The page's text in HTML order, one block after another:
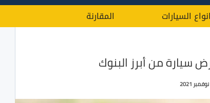
انواع السيارات المقارنة
من أبرز البنوك